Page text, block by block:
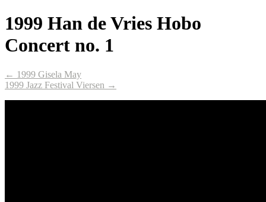
1999 Han de Vries Hobo
Concert no. 1
← 1999 Gisela May
1999 Jazz Festival Viersen →